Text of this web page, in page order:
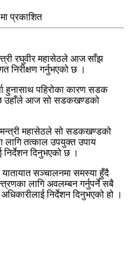
प्रकाशित
रघुवीर महासेठले आज साँझ
गर्नुभएको छ ।
हुनासाथ पहिरोका कारण सडक
उहाँले आज सो सडकखण्डको
मन्त्री महासेठले सो सडकखण्डको
लागि तत्काल उपयुक्त उपाय
दिनुभएको छ ।
सञ्चालनमा समस्या हुँदै
लागि अवलम्बन गर्नुपर्ने सबै
निर्देशन दिनुभएको हो ।